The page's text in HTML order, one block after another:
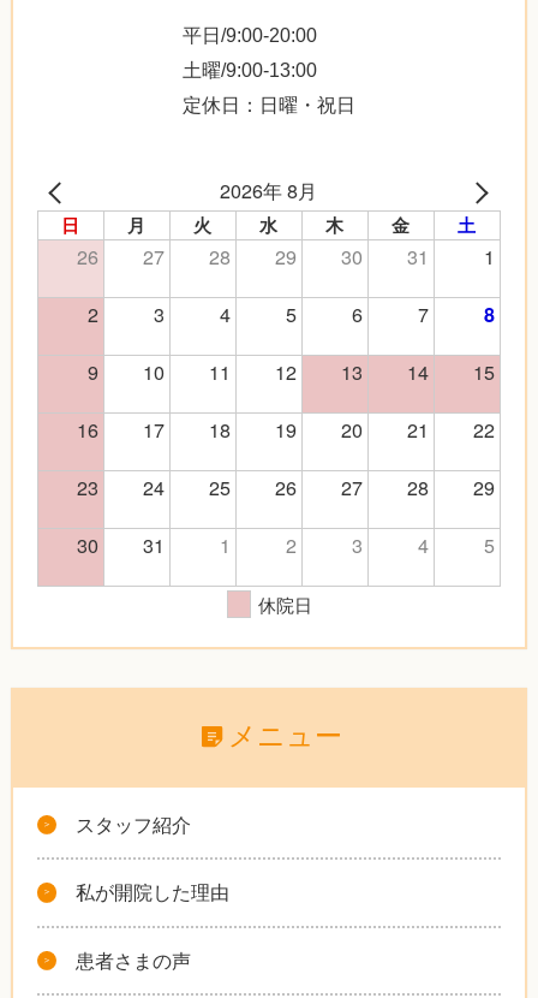
平日/9:00-20:00
土曜/9:00-13:00
定休日：日曜・祝日
2026年 8月
日 月 火 水 木 金 土
26 27 28 29 30 31
1
2
3 4 5 6 7 8
9 10 11 12 13 14
15
16
17 18 19 20 21
22
23
24 25 26 27 28
29
30
31 1 2 3 4 5
休院日
メニュー
スタッフ紹介
私が開院した理由
患者さまの声